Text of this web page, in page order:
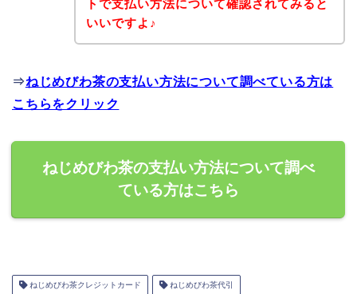
トで支払い方法について確認されてみると
いいですよ♪
⇒ねじめびわ茶の支払い方法について調べている方は
こちらをクリック
ねじめびわ茶の支払い方法について調べ
ている方はこちら
ねじめびわ茶クレジットカード ねじめびわ茶代引